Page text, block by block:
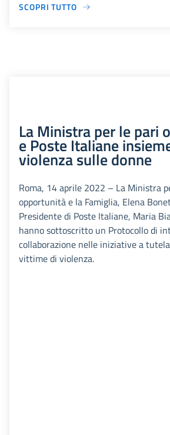
SCOPRI TUTTO
La Ministra per le pari
e Poste Italiane
violenza sulle donne
Roma, 14 aprile 2022 – La Ministra
opportunità e la Famiglia, Elena
Presidente di Poste Italiane, Maria
hanno sottoscritto un Protocollo di
collaborazione nelle iniziative a
vittime di violenza.